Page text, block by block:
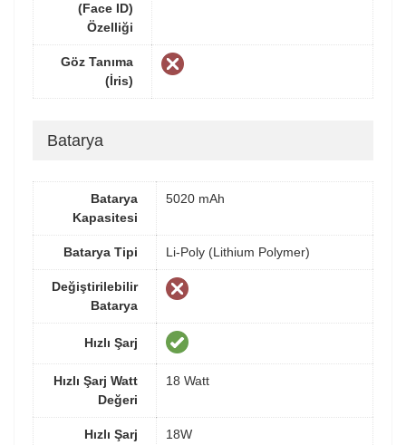
(Face ID)
Özelliği
Göz Tanıma
(İris)
Batarya
Batarya
Kapasitesi
5020 mAh
Batarya Tipi Li-Poly (Lithium Polymer)
Değiştirilebilir
Batarya
Hızlı Şarj
Hızlı Şarj Watt
Değeri
18 Watt
Hızlı Şarj
18W